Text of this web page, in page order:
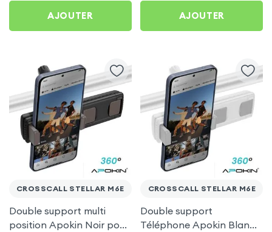
AJOUTER AJOUTER
CROSSCALL STELLAR M6E
Double support multi
position Apokin Noir pour
CROSSCALL STELLAR M6E
Double support
Téléphone Apokin Blanc